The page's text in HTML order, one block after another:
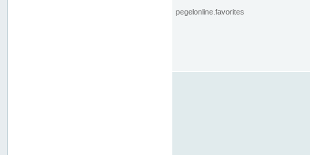
pegelonline.favorites